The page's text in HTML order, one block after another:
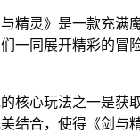
与精灵》是一款充
一同展开精彩的冒
核心玩法之一是获
结合，使得《剑与